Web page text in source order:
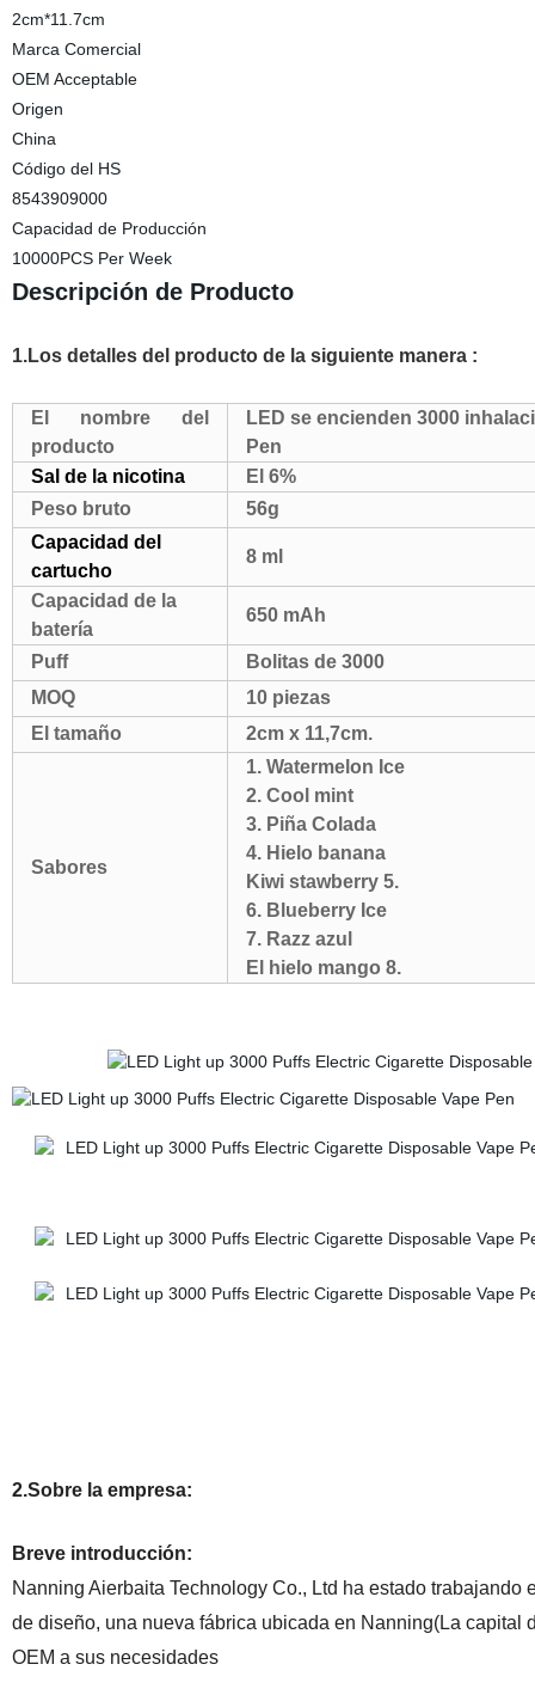
2cm*11.7cm
Marca Comercial
OEM Acceptable
Origen
China
Código del HS
8543909000
Capacidad de Producción
10000PCS Per Week
Descripción de Producto
1.Los detalles del producto de la siguiente manera :
El nombre del
producto
LED se encienden 3000
Pen
Sal de la nicotina
El 6%
Peso bruto
56g
Capacidad del
cartucho
8 ml
Capacidad de la
batería
650 mAh
Puff
Bolitas de 3000
MOQ
10 piezas
El tamaño
2cm x 11,7cm.
Sabores
1. Watermelon Ice
2. Cool mint
3. Piña Colada
4. Hielo banana
Kiwi stawberry 5.
6. Blueberry Ice
7. Razz azul
El hielo mango 8.
2.Sobre la empresa:
Breve introducción:
Nanning Aierbaita Technology Co., Ltd ha estado
de diseño, una nueva fábrica ubicada en Nanning(La capital
OEM a sus necesidades